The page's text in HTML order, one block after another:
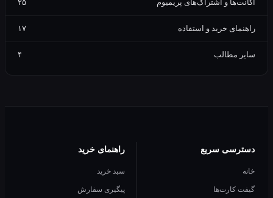
و اشتراک‌های پریمیوم
خرید و استفاده
مطالب
سریع
کارت‌ها
راهنمای خرید
پیگیری سفارش